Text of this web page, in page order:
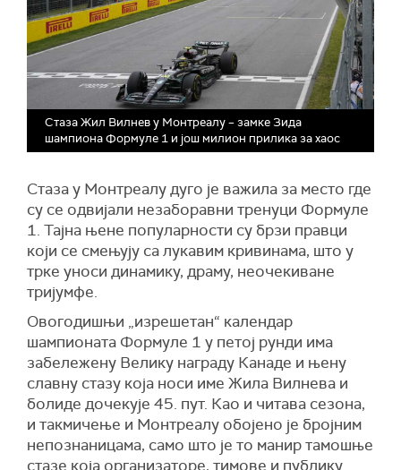
Стаза Жил Вилнев у Монтреалу – замке Зида
шампиона Формуле 1 и још милион прилика за хаос
Стаза у Монтреалу дуго је важила за место где
су се одвијали незаборавни тренуци Формуле
1. Тајна њене популарности су брзи правци
који се смењују са лукавим кривинама, што у
трке уноси динамику, драму, неочекиване
тријумфе.
Овогодишњи „изрешетан“ календар
шампионата Формуле 1 у петој рунди има
забележену Велику награду Канаде и њену
славну стазу која носи име Жила Вилнева и
болиде дочекује 45. пут. Као и читава сезона,
и такмичење и Монтреалу обојено је бројним
непознаницама, само што је то манир тамошње
стазе која организаторе, тимове и публику